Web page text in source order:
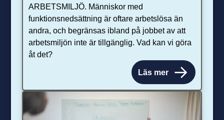
ARBETSMILJÖ. Människor med
funktionsnedsättning är oftare arbetslösa än
andra, och begränsas ibland på jobbet av att
arbetsmiljön inte är tillgänglig. Vad kan vi göra
åt det?
Läs mer